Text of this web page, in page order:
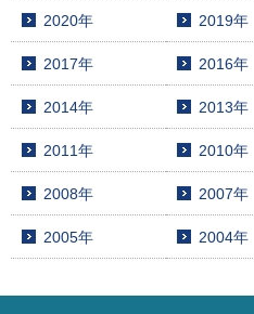
2020年 2019年
2017年 2016年
2014年 2013年
2011年 2010年
2008年 2007年
2005年 2004年